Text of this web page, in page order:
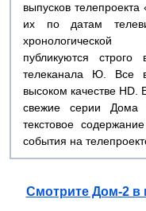
выпусков
их по датам
хронологической
публикуются
телеканала Ю. Все
высоком качестве HD.
свежие серии Дома
текстовое
события на
Смотрите Дом-2 в